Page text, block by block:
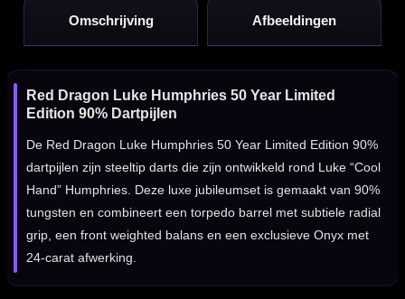
Omschrijving Afbeeldingen
Red Dragon Luke Humphries 50 Year Limited
Edition 90% Dartpijlen
De Red Dragon Luke Humphries 50 Year Limited Edition 90%
dartpijlen zijn steeltip darts die zijn ontwikkeld rond Luke “Cool
Hand” Humphries. Deze luxe jubileumset is gemaakt van 90%
tungsten en combineert een torpedo barrel met subtiele radial
grip, een front weighted balans en een exclusieve Onyx met
24-carat afwerking.